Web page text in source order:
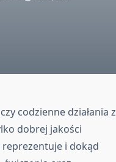
codzienne działania z
dobrej jakości
reprezentuje i dokąd